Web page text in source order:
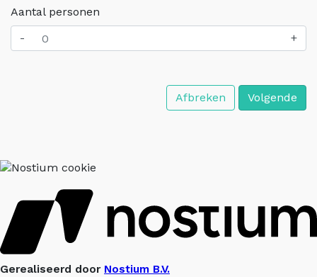
Aantal personen
-
+
Afbreken Volgende